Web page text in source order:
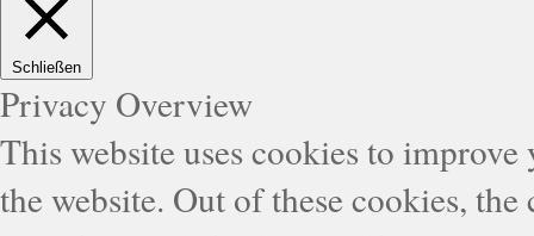
Schließen
Privacy Overview
This website uses cookies to
the website. Out of these cookies,